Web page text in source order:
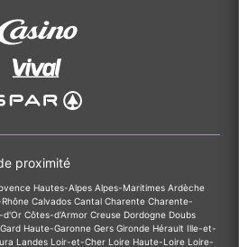
proximité
Hautes-Alpes Alpes-Maritimes Ardèche
Calvados Cantal Charente Charente-
d'Or Côtes-d'Armor Creuse Dordogne Doubs
Gard Haute-Garonne Gers Gironde Hérault Ille-et-
Landes Loir-et-Cher Loire Haute-Loire Loire-